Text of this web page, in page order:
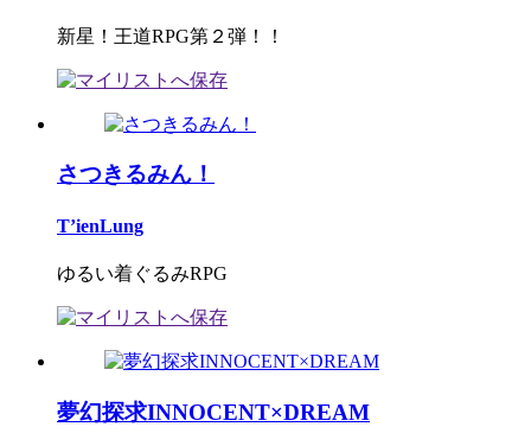
新星！王道RPG第２弾！！
さつきるみん！
T’ienLung
ゆるい着ぐるみRPG
夢幻探求INNOCENT×DREAM